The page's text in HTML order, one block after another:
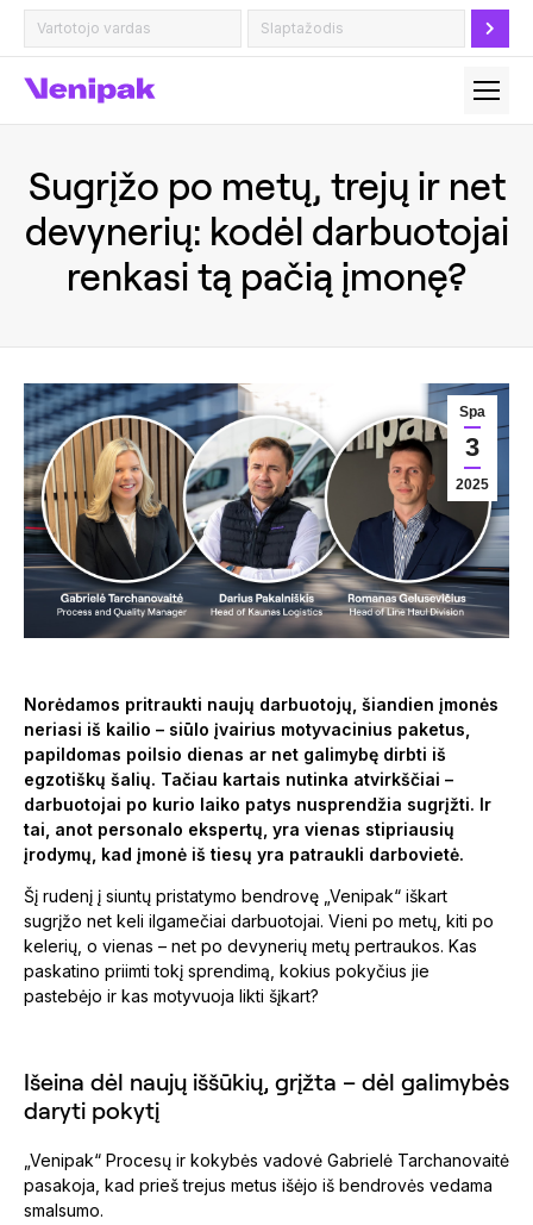
Sugrįžo po metų, trejų ir net
devynerių: kodėl darbuotojai
renkasi tą pačią įmonę?
Spa
3
2025
Norėdamos pritraukti naujų darbuotojų, šiandien įmonės
neriasi iš kailio – siūlo įvairius motyvacinius paketus,
papildomas poilsio dienas ar net galimybę dirbti iš
egzotiškų šalių. Tačiau kartais nutinka atvirkščiai –
darbuotojai po kurio laiko patys nusprendžia sugrįžti. Ir
tai, anot personalo ekspertų, yra vienas stipriausių
įrodymų, kad įmonė iš tiesų yra patraukli darbovietė.
Šį rudenį į siuntų pristatymo bendrovę „Venipak“ iškart
sugrįžo net keli ilgamečiai darbuotojai. Vieni po metų, kiti po
kelerių, o vienas – net po devynerių metų pertraukos. Kas
paskatino priimti tokį sprendimą, kokius pokyčius jie
pastebėjo ir kas motyvuoja likti šįkart?
Išeina dėl naujų iššūkių, grįžta – dėl galimybės
daryti pokytį
„Venipak“ Procesų ir kokybės vadovė Gabrielė Tarchanovaitė
pasakoja, kad prieš trejus metus išėjo iš bendrovės vedama
smalsumo.